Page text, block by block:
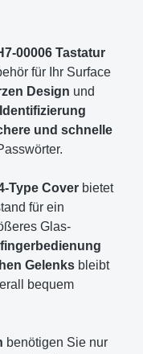
00006 Tastatur
für Ihr Surface
Design und
und schnelle
Type Cover bietet
für ein
Glas-
Gelenks bleibt
bequem
benötigen Sie nur